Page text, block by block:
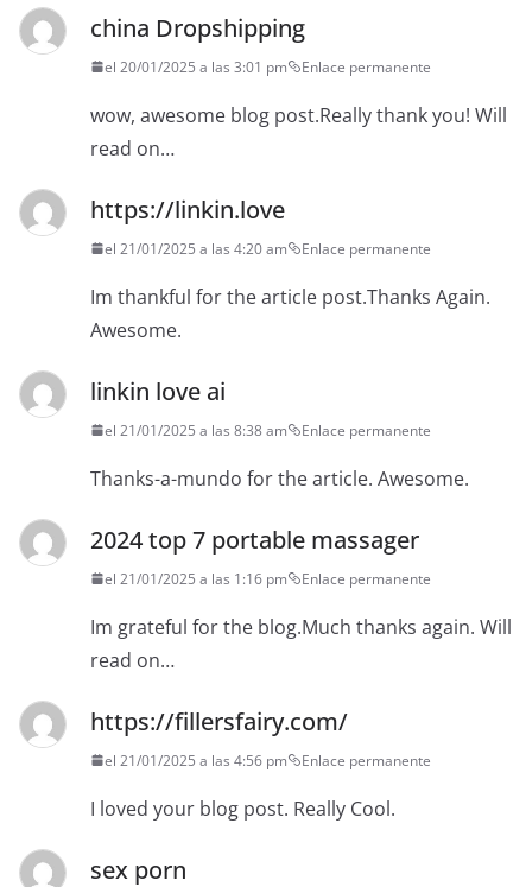
china Dropshipping
el 20/01/2025 a las 3:01 pm Enlace permanente
wow, awesome blog post.Really thank you! Will
read on…
https://linkin.love
el 21/01/2025 a las 4:20 am Enlace permanente
Im thankful for the article post.Thanks Again.
Awesome.
linkin love ai
el 21/01/2025 a las 8:38 am Enlace permanente
Thanks-a-mundo for the article. Awesome.
2024 top 7 portable massager
el 21/01/2025 a las 1:16 pm Enlace permanente
Im grateful for the blog.Much thanks again. Will
read on…
https://fillersfairy.com/
el 21/01/2025 a las 4:56 pm Enlace permanente
I loved your blog post. Really Cool.
sex porn